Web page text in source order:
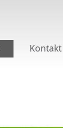
Kontakt